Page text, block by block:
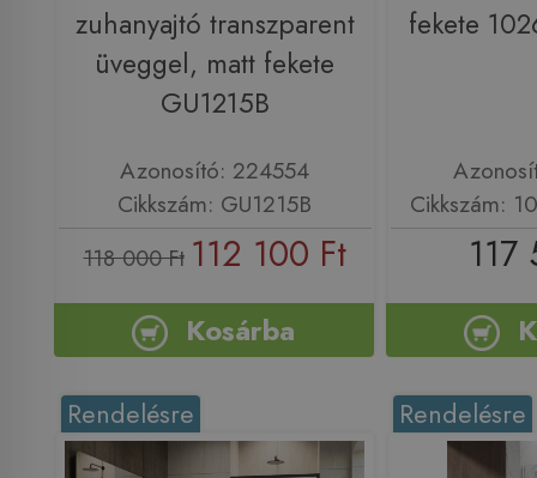
zuhanyajtó transzparent
üveggel, matt fekete
GU1215B
Azonosító: 224554
Cikkszám: GU1215B
118 000 Ft 112 100 Ft
Kosárba
fekete
Cikkszám:
117
Rendelésre Rendelésre